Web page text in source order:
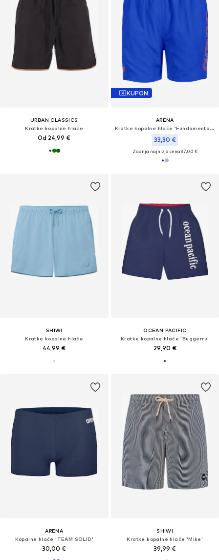
URBAN CLASSICS
Kratke kopalne hlače
Od 24,99 €
KUPON
ARENA
Kratke kopalne hlače 'Fundamentals Logo Boxer'
33,30 €
Zadnja najnižja cena37,00 €
SHIWI
Kratke kopalne hlače
44,99 €
OCEAN PACIFIC
Kratke kopalne hlače 'Buggerru'
29,90 €
ARENA
Kopalne hlače 'TEAM SOLID'
30,00 €
SHIWI
Kratke kopalne hlače 'Mike'
39,99 €